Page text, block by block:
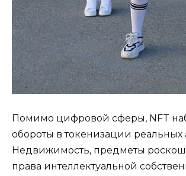
Помимо цифровой сферы, NFT
обороты в токенизации реальных
Недвижимость, предметы
права интеллектуальной